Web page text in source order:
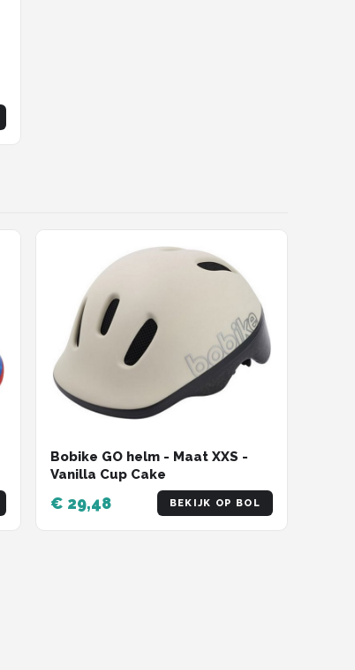
Bobike GO helm - Maat XXS -
Vanilla Cup Cake
€ 29,48 BEKIJK OP BOL